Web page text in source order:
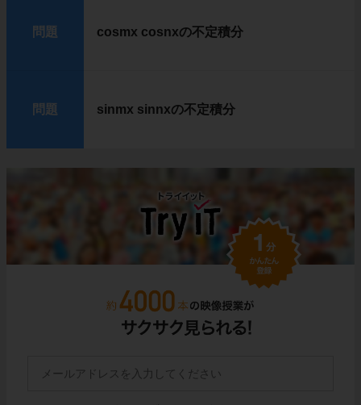
問題 cosmx cosnxの不定積分
問題 sinmx sinnxの不定積分